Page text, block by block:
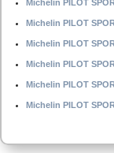
Michelin PILOT
Michelin PILOT
Michelin PILOT
Michelin PILOT
Michelin PILOT
Michelin PILOT